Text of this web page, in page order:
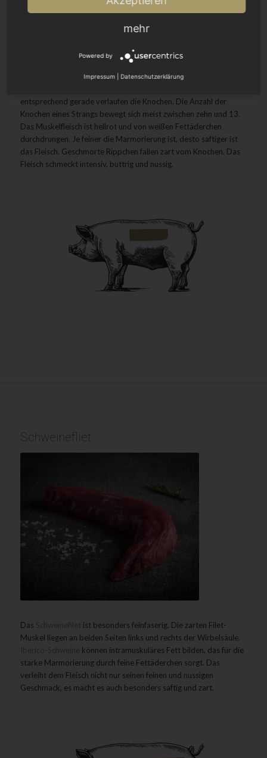
sind aus dem unteren Teil des Rippenbogens am Bauch
entsprechend gerade verlaufen die Knochen. Die Anzahl der
Knochen eines Strangs bewegt sich meist zwischen zehn und 13.
Das Muskelfleisch ist hellrot und von weißen Fettäderchen
durchdrungen. Je feiner die Marmorierung ist, desto saftiger ist
das Fleisch. Geschmorte Rippchen fallen zart vom Knochen. Das
Fleisch schmeckt intensiv, buttrig und nussig.
Schweinefliet
Das Schweinefiletist besonders feinfaserig. Die zarten Filet-
Muskel liegen an beiden Seiten links und rechts der Wirbelsäule.
Ibérico-Schweine können intramuskuläres Fett bilden, das für die
starke Marmorierung durch feine Fettäderchen sorgt. Das
verleiht dem Fleisch nicht nur seinen feinen und nussigen
Geschmack, es macht es auch besonders saftig und zart.
mehr
Powered by
Impressum Datenschutzerklärung